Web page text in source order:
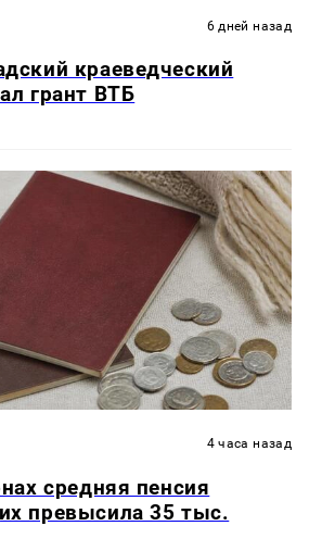
6 дней назад
краеведческий
грант ВТБ
4 часа назад
средняя пенсия
превысила 35 тыс.